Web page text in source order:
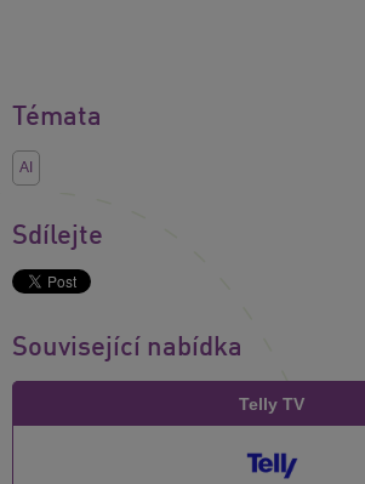
Témata
AI
Sdílejte
Související nabídka
Telly TV